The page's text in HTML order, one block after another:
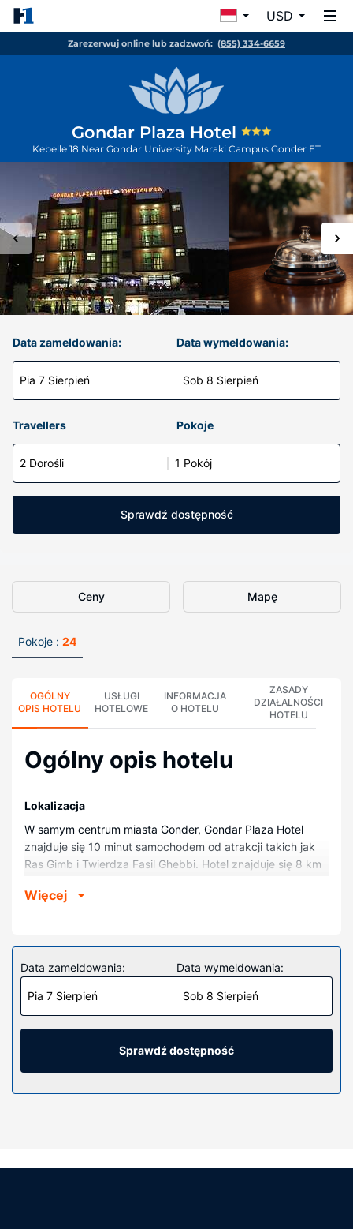
USD
Zarezerwuj online lub zadzwoń: (855) 334-6659
Gondar Plaza Hotel
Kebelle 18 Near Gondar University Maraki Campus Gonder ET
Data zameldowania:
Pia 7 Sierpień
Data wymeldowania:
Sob 8 Sierpień
Travellers Pokoje
2 Dorośli 1 Pokój
Sprawdź dostępność
Ceny Mapę
Pokoje : 24
OGÓLNY
OPIS HOTELU
USŁUGI
HOTELOWE
INFORMACJA
O HOTELU
ZASADY
DZIAŁALNOŚCI
HOTELU
Ogólny opis hotelu
Lokalizacja
W samym centrum miasta Gonder, Gondar Plaza Hotel
znajduje się 10 minut samochodem od atrakcji takich jak
Ras Gimb i Twierdza Fasil Ghebbi. Hotel znajduje się 8 km
Pokoje
wyposażenie to telewizor LED. Wyposażenie łóżek to
kołdry puchowe i pościel z egipskiej bawełny. Bezpłatny
bezprzewodowy dostęp do internetu zapewni łączność ze
światem. Prywatna łazienka — wyposażenie: głębokie
wanny i prysznic z deszczownicą.
bezpłatny bezprzewodowy dostęp do internetu i obsługa
Więcej
Data zameldowania:
Pia 7 Sierpień
Data wymeldowania:
Sob 8 Sierpień
Sprawdź dostępność